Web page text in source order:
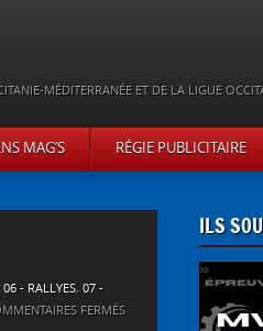
MÉDITERRANÉE ET DE LA LIGUE
MAG’S RÉGIE PUBLICITAIRE
06 - RALLYES, 07 -
FERMÉS
ILS